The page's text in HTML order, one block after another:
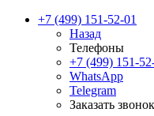
+7 (499) 151-52-01
Назад
Телефоны
+7 (499) 151-
WhatsApp
Telegram
Заказать звонок